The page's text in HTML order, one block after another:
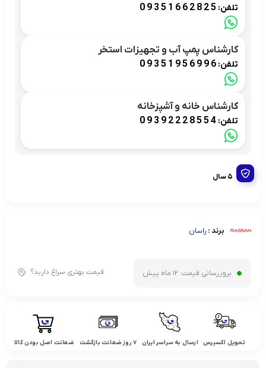
تلفن: 09351662825
کارشناس پمپ آب و تجهیزات استخر
تلفن: 09351956996
کارشناس خانه و آشپزخانه
تلفن: 09392228554
5 سال
برند : راسان
بروزرسانی قیمت: 12 ماه پیش قیمت بهتری سراغ دارید؟
تحویل اکسپرس ارسال به سراسر ایران ۷ روز ضمانت بازگشت ضمانت اصل بودن کالا